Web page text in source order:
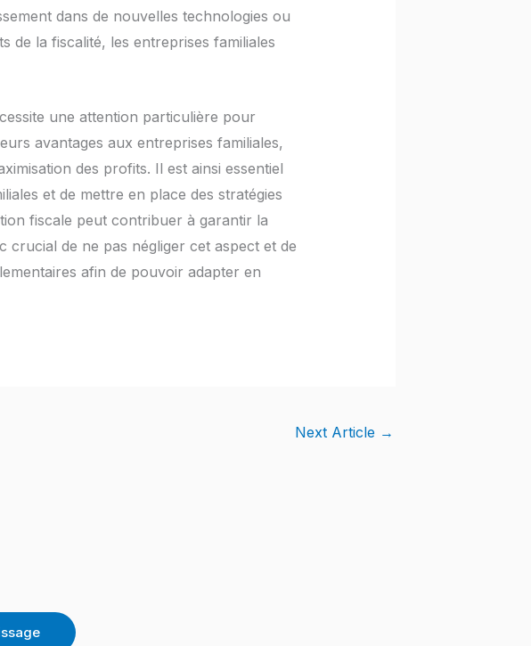
dans de nouvelles technologies ou
de la fiscalité, les entreprises familiales
une attention particulière pour
avantages aux entreprises familiales,
des profits. Il est ainsi essentiel
et de mettre en place des stratégies
fiscale peut contribuer à garantir la
crucial de ne pas négliger cet aspect et de
afin de pouvoir adapter en
Next Article →